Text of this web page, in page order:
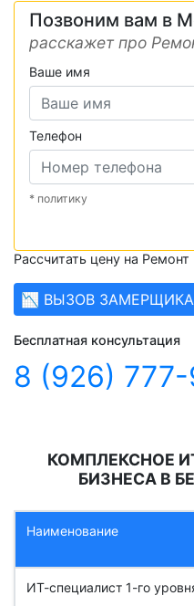
Позвоним вам в
расскажет про
Ваше имя
Телефон
* политику
Рассчитать цену на
📉 ВЫЗОВ ЗАМЕРЩИКА
Бесплатная консультация
8 (926)
КОМПЛЕКСНОЕ
БИЗНЕСА В
Наименование
ИТ-специалист 1-го